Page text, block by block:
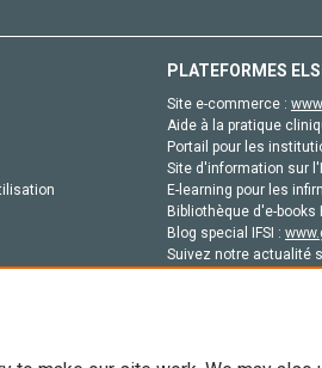
PLATEFORMES
Site e-commerce :
Aide à la pratique
Portail pour les
Site d'information sur
E-learning pour les
Bibliothèque d'e-books
Blog special IFSI :
Suivez notre actualité